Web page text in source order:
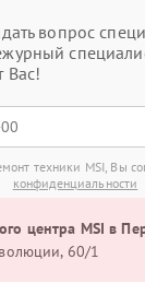
вопрос
Вас!
техники MSI, Вы
конфиденциальности
центра MSI в
60/1